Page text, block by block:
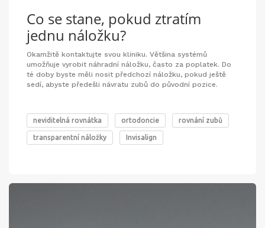
Co se stane, pokud ztratím
jednu náložku?
Okamžitě kontaktujte svou kliniku. Většina systémů
umožňuje vyrobit náhradní náložku, často za poplatek. Do
té doby byste měli nosit předchozí náložku, pokud ještě
sedí, abyste předešli návratu zubů do původní pozice.
neviditelná rovnátka ortodoncie rovnání zubů
transparentní náložky Invisalign